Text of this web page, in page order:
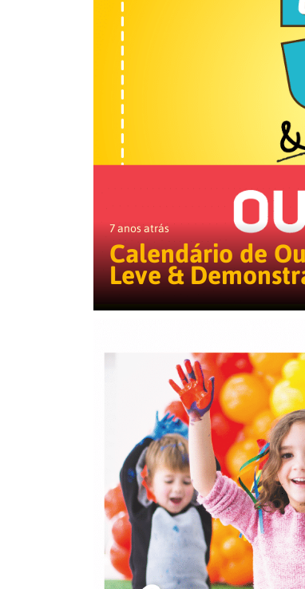
7 anos atrás
Calendário de
Leve &